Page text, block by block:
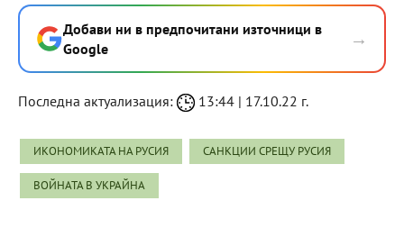
Добави ни в предпочитани източници в
Google
→
Последна актуализация: 13:44 | 17.10.22 г.
ИКОНОМИКАТА НА РУСИЯ САНКЦИИ СРЕЩУ РУСИЯ
ВОЙНАТА В УКРАЙНА